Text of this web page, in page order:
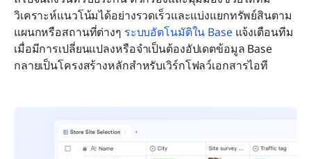
วิเคราะห์แนวโน้มได้อย่างรวดเร็วและแบ่งแยกทรัพย์สินตาม
แผนกหรือสถานที่ต่างๆ ระบบอัตโนมัติใน Base แจ้งเตือนทีม
เมื่อมีการเปลี่ยนแปลงหรือจำเป็นต้องอัปเดตข้อมูล Base
กลายเป็นโครงสร้างหลักสำหรับเวิร์กโฟลว์เอกสารไอที